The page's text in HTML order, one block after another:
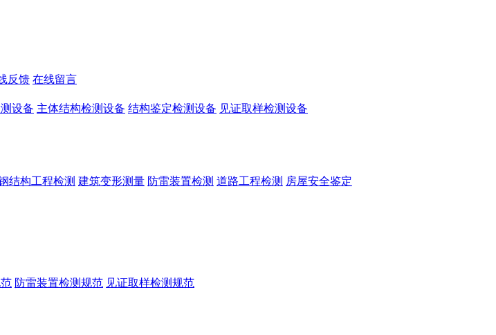
反馈 在线留言
设备 主体结构检测设备 结构鉴定检测设备 见证取样检测设备
结构工程检测 建筑变形测量 防雷装置检测 道路工程检测 房屋安全鉴定
防雷装置检测规范 见证取样检测规范